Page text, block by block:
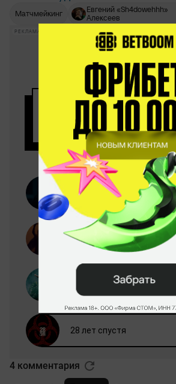
Матчмейкинг
Евгений «Sh4dowehhh»
Алексеев
РЕКЛАМА • BETBOOM.RU
4 комментария